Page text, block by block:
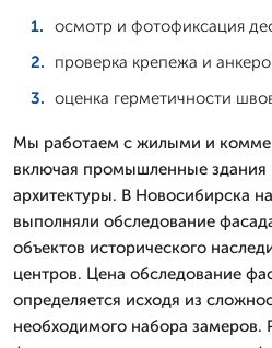
осмотр и фотофиксация
проверка крепежа и
оценка герметичности
Мы работаем с жилыми и
включая промышленные
архитектуры. В Новосибирска
выполняли обследование
объектов исторического
центров. Цена обследование
определяется исходя из
необходимого набора замеров.